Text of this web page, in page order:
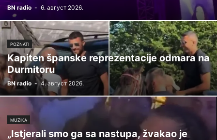
BN radio - 6. август 2026.
POZNATI
Kapiten španske reprezentacije odmara na
Durmitoru
BN radio - 4. август 2026.
MUZIKA
„Istjerali smo ga sa nastupa, žvakao je